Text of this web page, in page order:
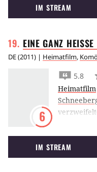
Gestalten.
IM STREAM
EINE GANZ HEISSE
DE(2011) | Heimatfilm,
6
5.8
Heimatfilm
um die
IM STREAM